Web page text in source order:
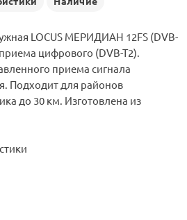
LOCUS МЕРИДИАН 12FS (DVB-
цифрового (DVB-T2).
приема сигнала
Подходит для районов
до 30 км. Изготовлена из